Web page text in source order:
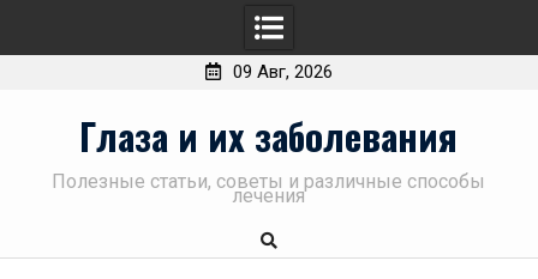
09 Авг, 2026
Глаза и их заболевания
Полезные статьи, советы и различные способы
лечения